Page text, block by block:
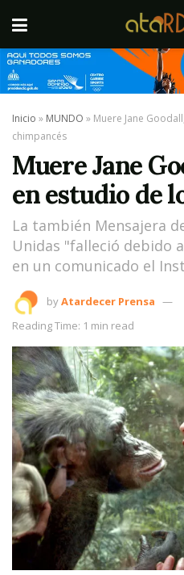
Inicio » MUNDO » Muere Jane
chimpancés
Muere Jane
en estudio de
La también Mensajera
Unidas "falleció debido
en un comunicado el
byAtardecer Prensa
Reading Time: 1 min read